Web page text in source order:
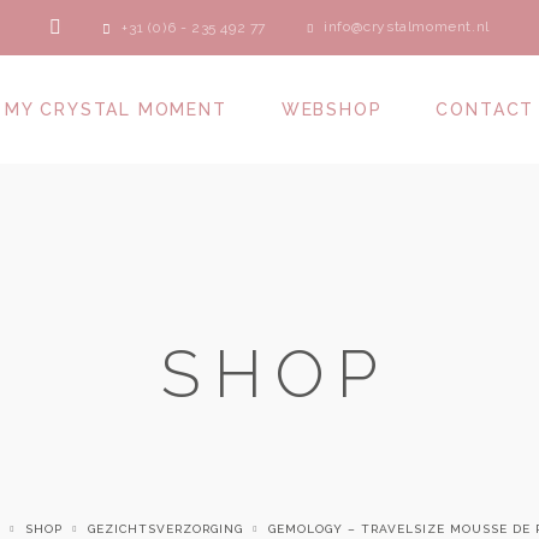
+31 (0)6 - 235 492 77 info@crystalmoment.nl
MY CRYSTAL MOMENT WEBSHOP CONTACT
SHOP
SHOP GEZICHTSVERZORGING GEMOLOGY – TRAVELSIZE MOUSSE DE